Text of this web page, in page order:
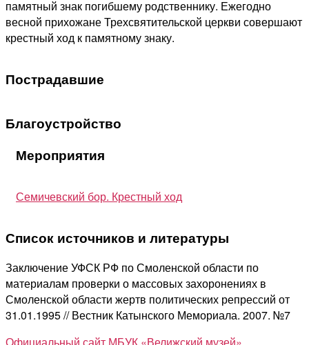
памятный знак погибшему родственнику. Ежегодно
весной прихожане Трехсвятительской церкви совершают
крестный ход к памятному знаку.
Пострадавшие
Благоустройство
Мероприятия
Семичевский бор. Крестный ход
Список источников и литературы
Заключение УФСК РФ по Смоленской области по
материалам проверки о массовых захоронениях в
Смоленской области жертв политических репрессий от
31.01.1995 // Вестник Катынского Мемориала. 2007. №7